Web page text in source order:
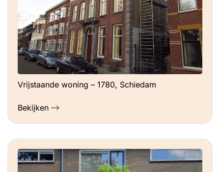
Vrijstaande woning – 1780, Schiedam
Bekijken